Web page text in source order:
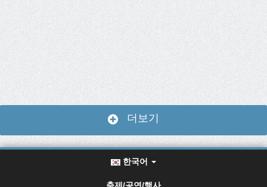
더보기
한국어